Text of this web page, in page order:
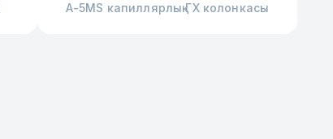
А-5MS капиллярлық ГХ колонкасы